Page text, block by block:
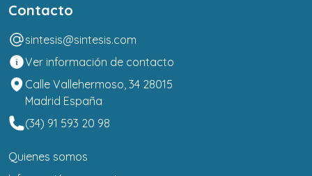
Contacto
sintesis@sintesis.com
Ver información de contacto
Calle Vallehermoso, 34 28015
Madrid España
(34) 91 593 20 98
Quienes somos